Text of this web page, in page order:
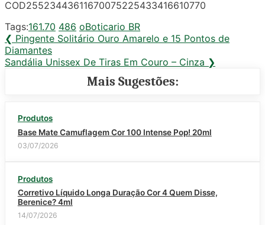
COD25523443611670075225433416610770
Tags:161.70 486 oBoticario BR
Navegação
de
❮ Previous
Post:
Pingente Solitário Ouro Amarelo e 15 Pontos de
Diamantes
Next
Sandália Unissex De Tiras Em Couro – Cinza ❯
Mais Sugestões:
Produtos
Base Mate Camuflagem Cor 100 Intense Pop! 20ml
03/07/2026
Produtos
Corretivo Líquido Longa Duração Cor 4 Quem Disse,
Berenice? 4ml
14/07/2026